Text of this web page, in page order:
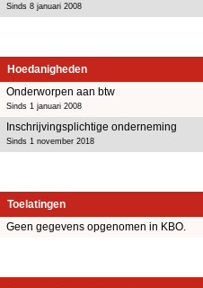
Sinds 8 januari 2008
Hoedanigheden
Onderworpen aan btw
Sinds 1 januari 2008
Inschrijvingsplichtige onderneming
Sinds 1 november 2018
Toelatingen
Geen gegevens opgenomen in KBO.